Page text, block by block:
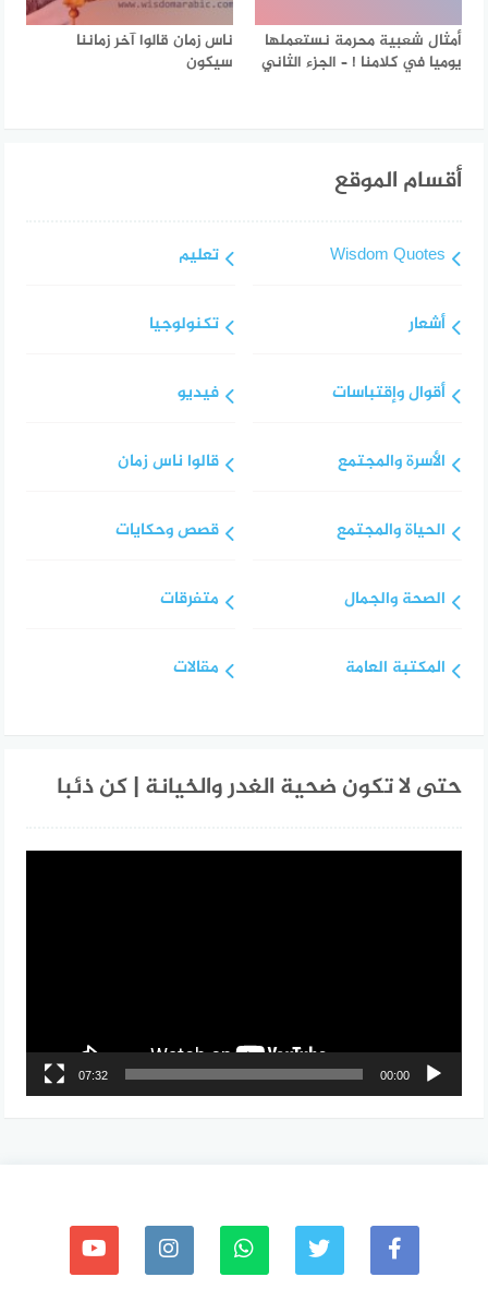
أمثال شعبية محرمة نستعملها
يوميا في كلامنا ! – الجزء الثاني
ناس زمان قالوا آخر زماننا
سيكون
أقسام الموقع
Wisdom Quotes
أشعار
أقوال وإقتباسات
الأسرة والمجتمع
الحياة والمجتمع
الصحة والجمال
المكتبة العامة
تعليم
تكنولوجيا
فيديو
قالوا ناس زمان
قصص وحكايات
متفرقات
مقالات
حتى لا تكون ضحية الغدر والخيانة | كن ذئبا
00:00
07:32